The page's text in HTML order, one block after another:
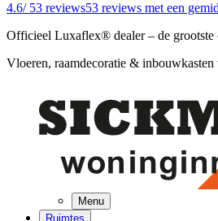
4.6/ 53 reviews53 reviews met een
Officieel Luxaflex® dealer – de grootste
Vloeren, raamdecoratie &
Menu
Ruimtes